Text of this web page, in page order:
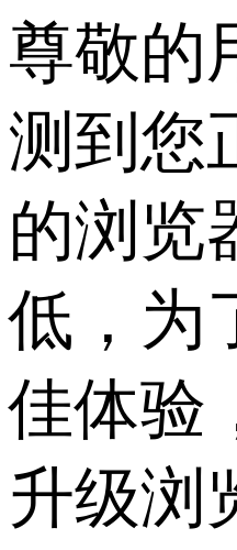
尊敬的
测到您
的浏览
低，为
佳体验
升级浏